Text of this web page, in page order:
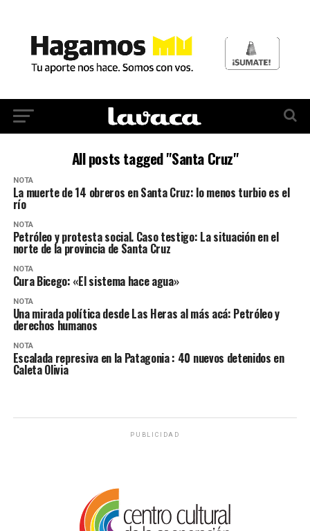
All posts tagged "Santa Cruz"
NOTA
La muerte de 14 obreros en Santa Cruz: lo menos turbio es el
río
NOTA
Petróleo y protesta social. Caso testigo: La situación en el
norte de la provincia de Santa Cruz
NOTA
Cura Bicego: «El sistema hace agua»
NOTA
Una mirada política desde Las Heras al más acá: Petróleo y
derechos humanos
NOTA
Escalada represiva en la Patagonia : 40 nuevos detenidos en
Caleta Olivia
PUBLICIDAD